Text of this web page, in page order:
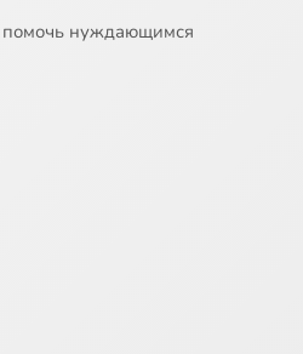
помочь нуждающимся